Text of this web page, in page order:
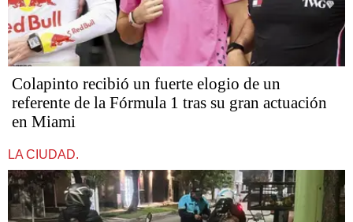
Colapinto recibió un fuerte elogio de un
referente de la Fórmula 1 tras su gran actuación
en Miami
LA CIUDAD.